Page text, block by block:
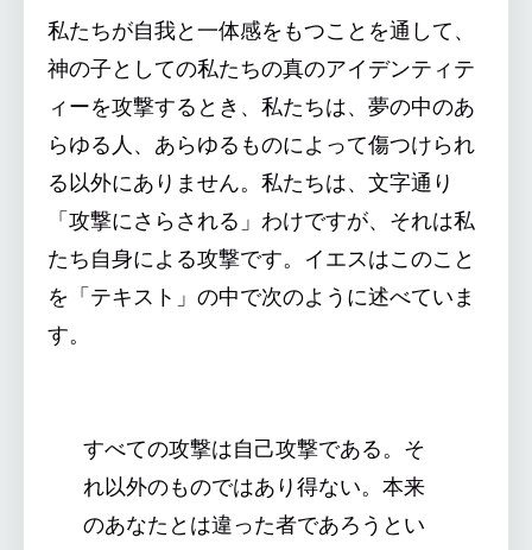
私たちが自我と一体感をもつことを通して、
神の子としての私たちの真のアイデンティテ
ィーを攻撃するとき、私たちは、夢の中のあ
らゆる人、あらゆるものによって傷つけられ
る以外にありません。私たちは、文字通り
「攻撃にさらされる」わけですが、それは私
たち自身による攻撃です。イエスはこのこと
を「テキスト」の中で次のように述べていま
す。
すべての攻撃は自己攻撃である。そ
れ以外のものではあり得ない。本来
のあなたとは違った者であろうとい